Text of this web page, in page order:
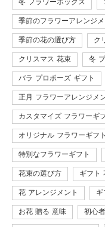
冬 フラワーボックス
季節のフラワーアレンジメ
季節の花の選び方 ク
クリスマス 花束 冬
バラ プロポーズ ギフト
正月 フラワーアレンジメ
カスタマイズ フラワーギ
オリジナル フラワーギフト
特別なフラワーギフト
花束の選び方 ギフト
花 アレンジメント ギ
お花 贈る 意味 初心